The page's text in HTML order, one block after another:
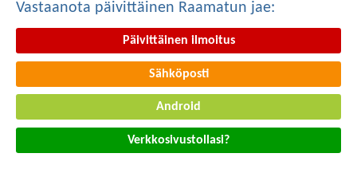
Vastaanota päivittäinen Raamatun jae:
Päivittäinen ilmoitus
Sähköposti
Android
Verkkosivustollasi?